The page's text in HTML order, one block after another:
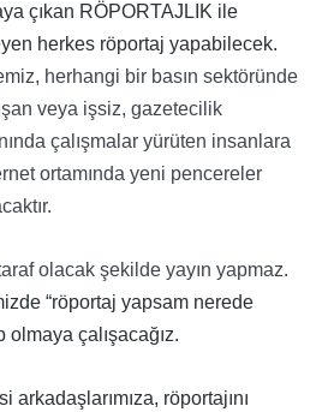
çıkan RÖPORTAJLIK ile
herkes röportaj yapabilecek.
herhangi bir basın sektöründe
veya işsiz, gazetecilik
çalışmalar yürüten insanlara
ortamında yeni pencereler
olacak şekilde yayın yapmaz.
“röportaj yapsam nerede
olmaya çalışacağız.
röportajını